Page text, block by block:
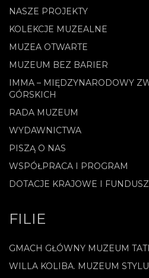
NASZE PROJEKTY
KOLEKCJE MUZEALNE
MUZEA OTWARTE
MUZEUM BEZ BARIER
IMMA – MIĘDZYNARODOWY
GÓRSKICH
RADA MUZEUM
WYDAWNICTWA
PISZĄ O NAS
WSPÓŁPRACA I PROGRAM
DOTACJE KRAJOWE I
FILIE
GMACH GŁÓWNY MUZEUM
WILLA KOLIBA. MUZEUM